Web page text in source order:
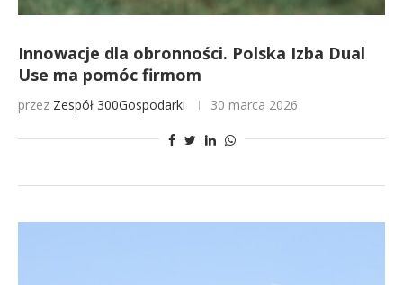
Innowacje dla obronności. Polska Izba Dual
Use ma pomóc firmom
przez Zespół 300Gospodarki 30 marca 2026